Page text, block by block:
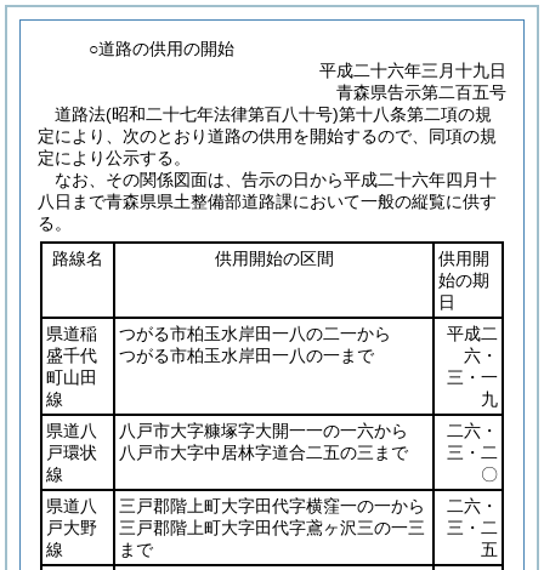
○道路の供用の開始
平成二十六年三月十九日
青森県告示第二百五号
道路法(昭和二十七年法律第百八十号)第十八条第二項の規
定により、次のとおり道路の供用を開始するので、同項の規
定により公示する。
なお、その関係図面は、告示の日から平成二十六年四月十
八日まで青森県県土整備部道路課において一般の縦覧に供す
る。
路線名
供用開始の区間
供用開
始の期
日
県道稲
盛千代
町山田
線
つがる市柏玉水岸田一八の二一から
つがる市柏玉水岸田一八の一まで
平成二
六・
三・一
九
県道八
戸環状
線
八戸市大字糠塚字大開一一の一六から
八戸市大字中居林字道合二五の三まで
二六・
三・二
〇
県道八
戸大野
線
三戸郡階上町大字田代字横窪一の一から
三戸郡階上町大字田代字鳶ヶ沢三の一三
まで
二六・
三・二
五